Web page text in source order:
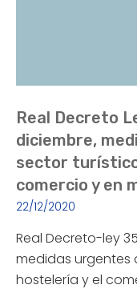
Real Decreto
diciembre,
sector
comercio y en
22/12/2020
Real Decreto-ley
medidas urgentes
hostelería y el